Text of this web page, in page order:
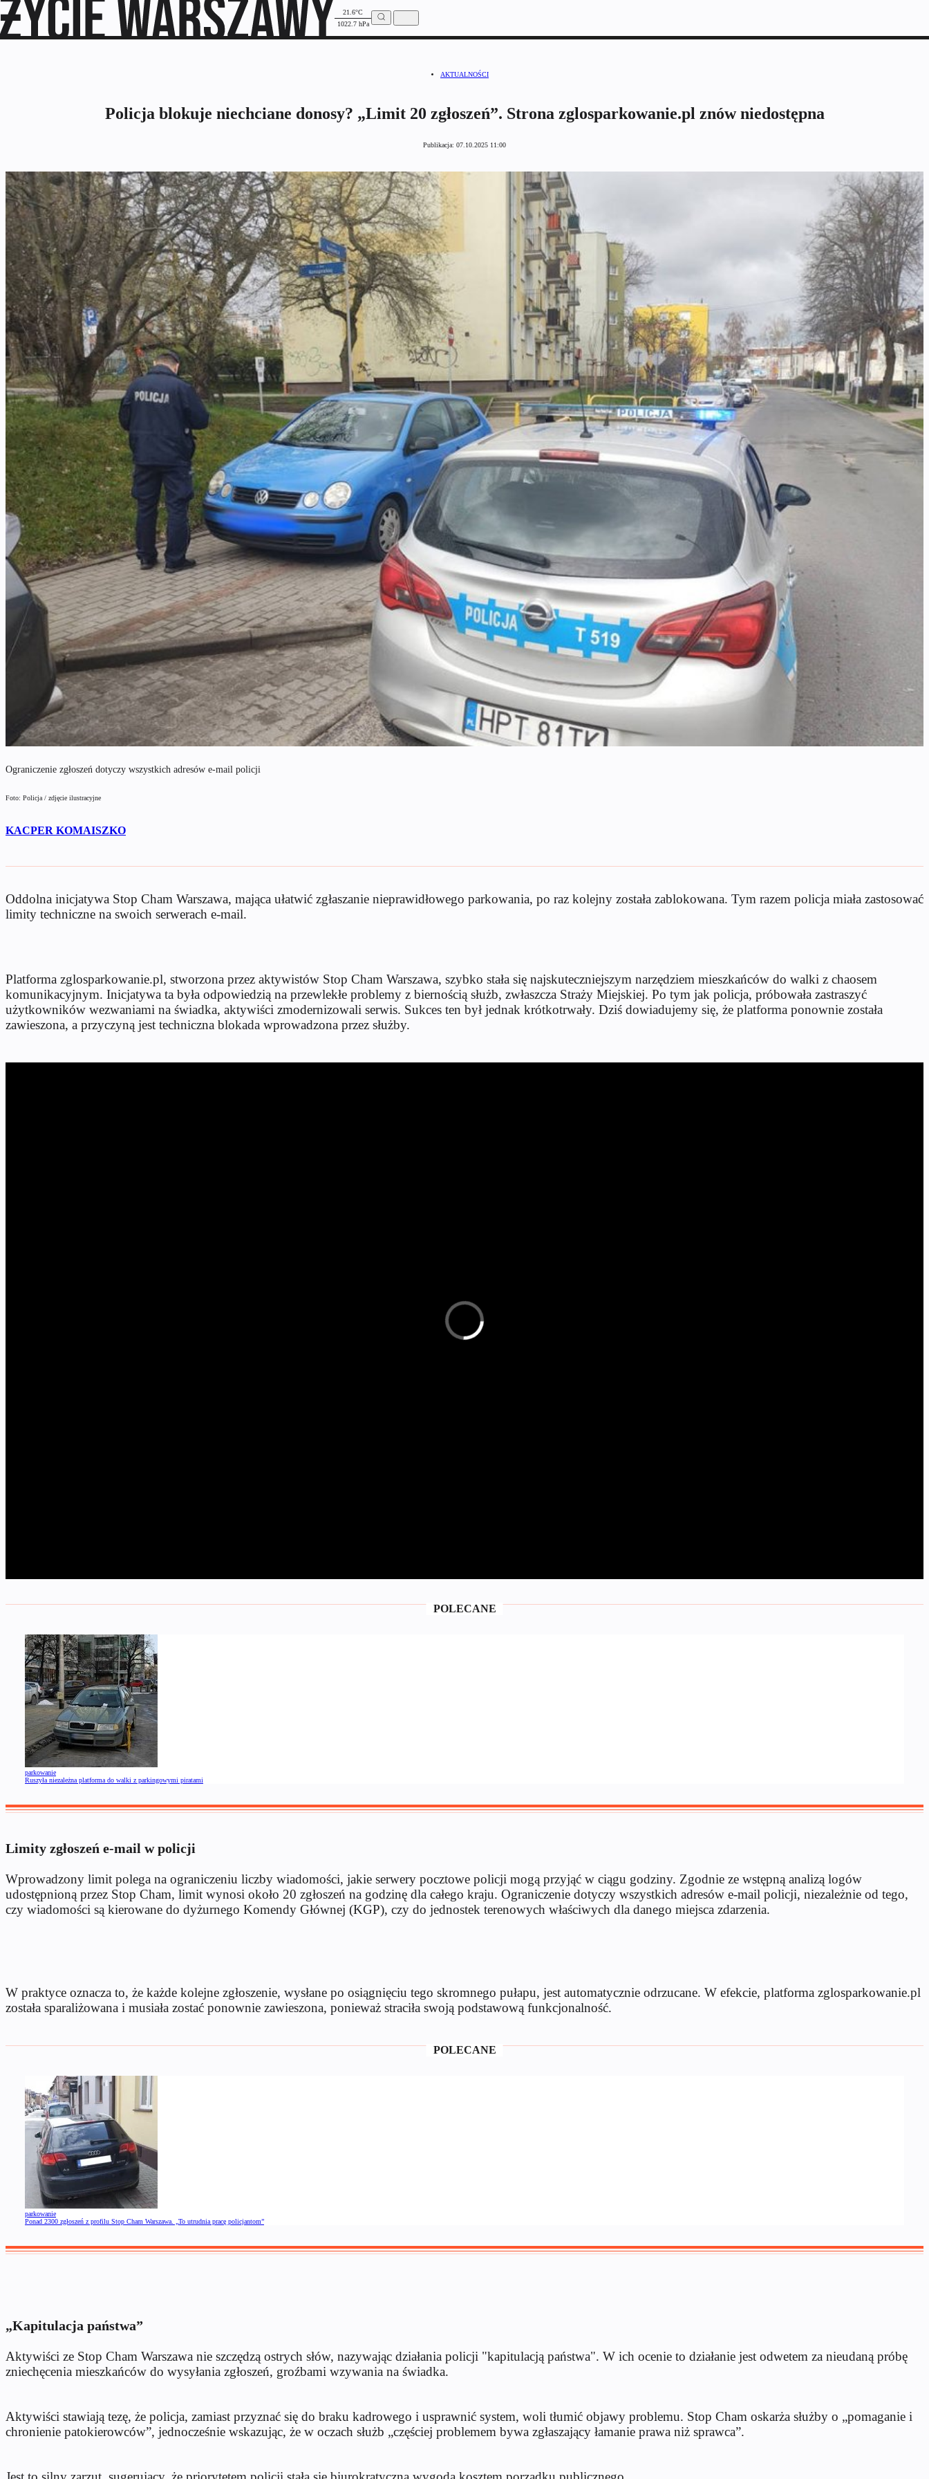
21.6°C
1022.7 hPa
AKTUALNOŚCI
Policja blokuje niechciane donosy? „Limit 20 zgłoszeń”. Strona zglosparkowanie.pl znów niedostępna
Publikacja: 07.10.2025 11:00
Ograniczenie zgłoszeń dotyczy wszystkich adresów e-mail policji
Foto: Policja / zdjęcie ilustracyjne
KACPER KOMAISZKO
Oddolna inicjatywa Stop Cham Warszawa, mająca ułatwić zgłaszanie nieprawidłowego parkowania, po raz kolejny została zablokowana. Tym razem policja miała zastosować
limity techniczne na swoich serwerach e-mail.
Platforma zglosparkowanie.pl, stworzona przez aktywistów Stop Cham Warszawa, szybko stała się najskuteczniejszym narzędziem mieszkańców do walki z chaosem
komunikacyjnym. Inicjatywa ta była odpowiedzią na przewlekłe problemy z biernością służb, zwłaszcza Straży Miejskiej. Po tym jak policja, próbowała zastraszyć
użytkowników wezwaniami na świadka, aktywiści zmodernizowali serwis. Sukces ten był jednak krótkotrwały. Dziś dowiadujemy się, że platforma ponownie została
zawieszona, a przyczyną jest techniczna blokada wprowadzona przez służby.
POLECANE
parkowanie
Ruszyła niezależna platforma do walki z parkingowymi piratami
Limity zgłoszeń e-mail w policji
Wprowadzony limit polega na ograniczeniu liczby wiadomości, jakie serwery pocztowe policji mogą przyjąć w ciągu godziny. Zgodnie ze wstępną analizą logów
udostępnioną przez Stop Cham, limit wynosi około 20 zgłoszeń na godzinę dla całego kraju. Ograniczenie dotyczy wszystkich adresów e-mail policji, niezależnie od tego,
czy wiadomości są kierowane do dyżurnego Komendy Głównej (KGP), czy do jednostek terenowych właściwych dla danego miejsca zdarzenia.
W praktyce oznacza to, że każde kolejne zgłoszenie, wysłane po osiągnięciu tego skromnego pułapu, jest automatycznie odrzucane. W efekcie, platforma zglosparkowanie.pl
została sparaliżowana i musiała zostać ponownie zawieszona, ponieważ straciła swoją podstawową funkcjonalność.
POLECANE
parkowanie
Ponad 2300 zgłoszeń z profilu Stop Cham Warszawa. „To utrudnia pracę policjantom”
„Kapitulacja państwa”
Aktywiści ze Stop Cham Warszawa nie szczędzą ostrych słów, nazywając działania policji "kapitulacją państwa". W ich ocenie to działanie jest odwetem za nieudaną próbę
zniechęcenia mieszkańców do wysyłania zgłoszeń, groźbami wzywania na świadka.
Aktywiści stawiają tezę, że policja, zamiast przyznać się do braku kadrowego i usprawnić system, woli tłumić objawy problemu. Stop Cham oskarża służby o „pomaganie i
chronienie patokierowców”, jednocześnie wskazując, że w oczach służb „częściej problemem bywa zgłaszający łamanie prawa niż sprawca”.